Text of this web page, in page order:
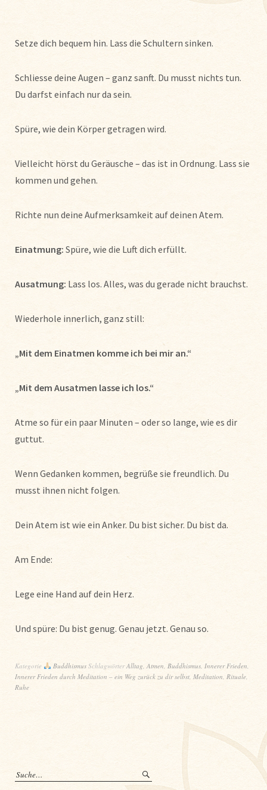
Setze dich bequem hin. Lass die Schultern sinken.
Schliesse deine Augen – ganz sanft. Du musst nichts tun.
Du darfst einfach nur da sein.
Spüre, wie dein Körper getragen wird.
Vielleicht hörst du Geräusche – das ist in Ordnung. Lass sie
kommen und gehen.
Richte nun deine Aufmerksamkeit auf deinen Atem.
Einatmung: Spüre, wie die Luft dich erfüllt.
Ausatmung: Lass los. Alles, was du gerade nicht brauchst.
Wiederhole innerlich, ganz still:
„Mit dem Einatmen komme ich bei mir an.“
„Mit dem Ausatmen lasse ich los.“
Atme so für ein paar Minuten – oder so lange, wie es dir
guttut.
Wenn Gedanken kommen, begrüße sie freundlich. Du
musst ihnen nicht folgen.
Dein Atem ist wie ein Anker. Du bist sicher. Du bist da.
Am Ende:
Lege eine Hand auf dein Herz.
Und spüre: Du bist genug. Genau jetzt. Genau so.
Kategorie Buddhismus SchlagwörterAlltag Atmen Buddhismus, Innerer Frieden
Innerer Frieden durch Meditation – ein Weg zurück zu dir selbst Meditation Rituale
Ruhe